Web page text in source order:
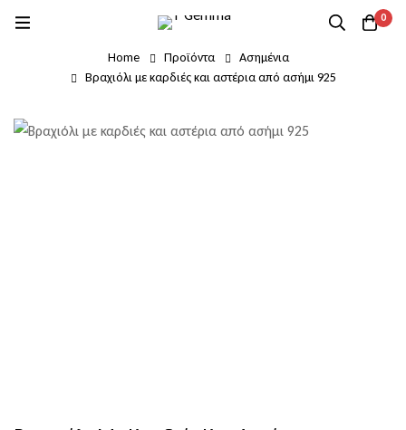
0
Home Προϊόντα
Ασημένια
Βραχιόλι με καρδιές και αστέρια από ασήμι 925